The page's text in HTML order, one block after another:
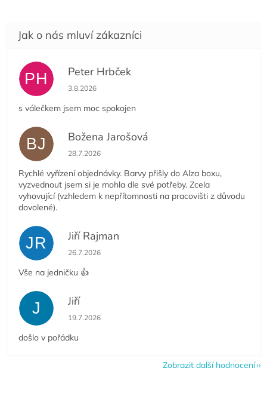
PH Peter Hrbček
Hodnocení obchodu je 5 z 5 hvězdiček.
3.8.2026
s válečkem jsem moc spokojen
BJ Božena Jarošová
Hodnocení obchodu je 5 z 5 hvězdiček.
28.7.2026
Rychlé vyřízení objednávky. Barvy přišly do Alza boxu,
vyzvednout jsem si je mohla dle své potřeby. Zcela
vyhovující (vzhledem k nepřítomnosti na pracovišti z důvodu
dovolené).
JR Jiří Rajman
Hodnocení obchodu je 5 z 5 hvězdiček.
26.7.2026
Vše na jedničku 👍
J Jiří
Hodnocení obchodu je 5 z 5 hvězdiček.
19.7.2026
došlo v pořádku
Zobrazit další hodnocení